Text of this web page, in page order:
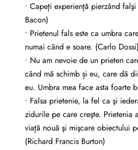
• Capeţi experienţă pierzând
Bacon)
• Prietenul fals este ca umbra
numai când e soare. (Carlo Dossi)
• Nu am nevoie de un prieten
când mă schimb și eu, care dă
eu. Umbra mea face asta foarte
• Falsa prietenie, la fel ca şi
zidurile pe care creşte. Prietenia
viaţă nouă şi mişcare obiectului
(Richard Francis Burton)